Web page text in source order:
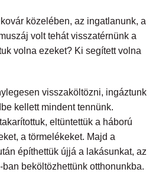
közelében, az ingatlanunk, a
volt tehát visszatérnünk a
volna ezeket? Ki segített volna
visszaköltözni, ingáztunk
kellett mindent tennünk.
eltüntettük a háború
a törmelékeket. Majd a
építhettük újjá a lakásunkat, az
beköltözhettünk otthonunkba.